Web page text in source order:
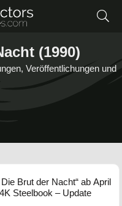
(1990)
Veröffentlichungen und
Die Brut der Nacht“ ab April
Steelbook – Update